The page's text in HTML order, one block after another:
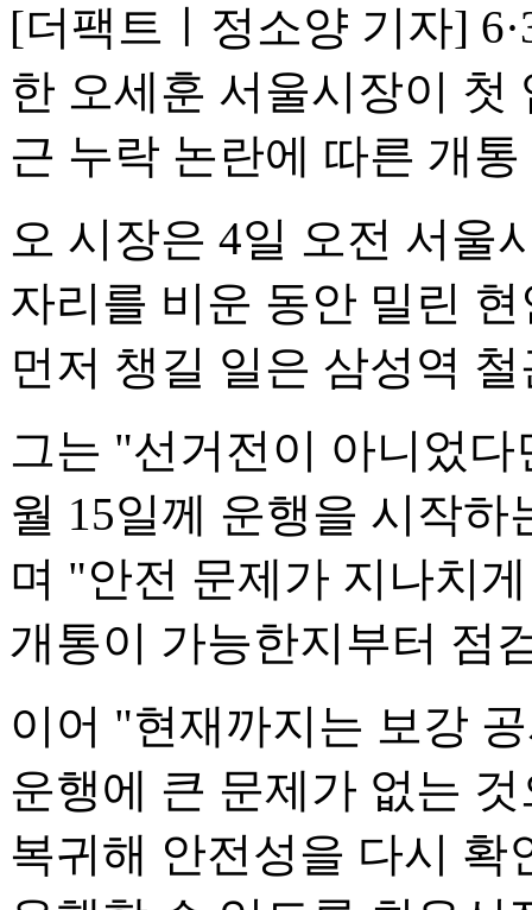
[더팩트ㅣ정소양 기자]
한 오세훈 서울시장이 첫
근 누락 논란에 따른 개
오 시장은 4일 오전 서울
자리를 비운 동안 밀린
먼저 챙길 일은 삼성역
그는 "선거전이 아니었
월 15일께 운행을 시작
며 "안전 문제가 지나치
개통이 가능한지부터 점
이어 "현재까지는 보강
운행에 큰 문제가 없는
복귀해 안전성을 다시 확